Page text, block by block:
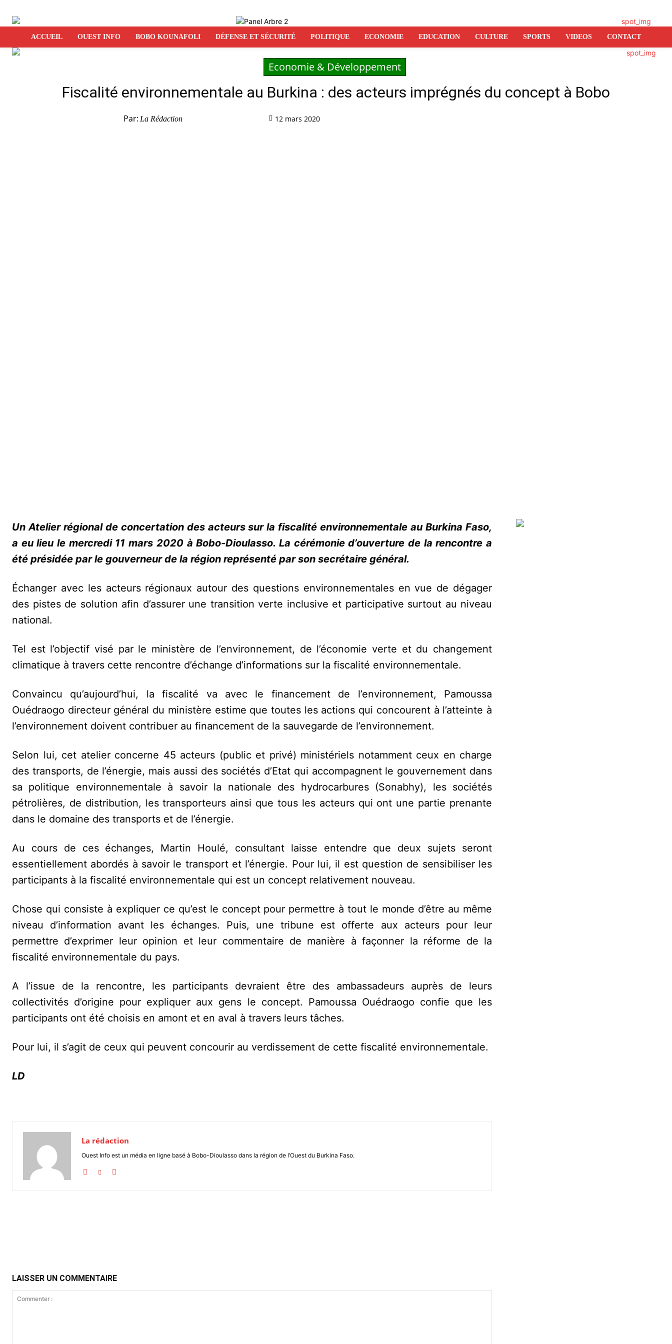
ACCUEIL OUEST INFO BOBO KOUNAFOLI DÉFENSE ET SÉCURITÉ POLITIQUE ECONOMIE EDUCATION CULTURE SPORTS VIDEOS CONTACT
Economie & Développement
Fiscalité environnementale au Burkina : des acteurs imprégnés du concept à Bobo
Par: La Rédaction 12 mars 2020
Un Atelier régional de concertation des acteurs sur la fiscalité environnementale au Burkina Faso,
a eu lieu le mercredi 11 mars 2020 à Bobo-Dioulasso. La cérémonie d’ouverture de la rencontre a
été présidée par le gouverneur de la région représenté par son secrétaire général.
Échanger avec les acteurs régionaux autour des questions environnementales en vue de dégager
des pistes de solution afin d’assurer une transition verte inclusive et participative surtout au niveau
national.
Tel est l’objectif visé par le ministère de l’environnement, de l’économie verte et du changement
climatique à travers cette rencontre d’échange d’informations sur la fiscalité environnementale.
Convaincu qu’aujourd’hui, la fiscalité va avec le financement de l’environnement, Pamoussa
Ouédraogo directeur général du ministère estime que toutes les actions qui concourent à l’atteinte à
l’environnement doivent contribuer au financement de la sauvegarde de l’environnement.
Selon lui, cet atelier concerne 45 acteurs (public et privé) ministériels notamment ceux en charge
des transports, de l’énergie, mais aussi des sociétés d’Etat qui accompagnent le gouvernement dans
sa politique environnementale à savoir la nationale des hydrocarbures (Sonabhy), les sociétés
pétrolières, de distribution, les transporteurs ainsi que tous les acteurs qui ont une partie prenante
dans le domaine des transports et de l’énergie.
Au cours de ces échanges, Martin Houlé, consultant laisse entendre que deux sujets seront
essentiellement abordés à savoir le transport et l’énergie. Pour lui, il est question de sensibiliser les
participants à la fiscalité environnementale qui est un concept relativement nouveau.
Chose qui consiste à expliquer ce qu’est le concept pour permettre à tout le monde d’être au même
niveau d’information avant les échanges. Puis, une tribune est offerte aux acteurs pour leur
permettre d’exprimer leur opinion et leur commentaire de manière à façonner la réforme de la
fiscalité environnementale du pays.
A l’issue de la rencontre, les participants devraient être des ambassadeurs auprès de leurs
collectivités d’origine pour expliquer aux gens le concept. Pamoussa Ouédraogo confie que les
participants ont été choisis en amont et en aval à travers leurs tâches.
Pour lui, il s’agit de ceux qui peuvent concourir au verdissement de cette fiscalité environnementale.
LD
La rédaction
Ouest Info est un média en ligne basé à Bobo-Dioulasso dans la région de l’Ouest du Burkina Faso.
LAISSER UN COMMENTAIRE